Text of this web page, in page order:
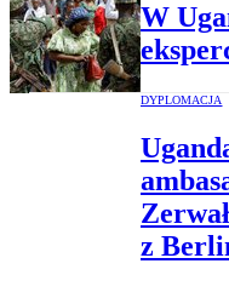
W
DYPLOMACJA
z